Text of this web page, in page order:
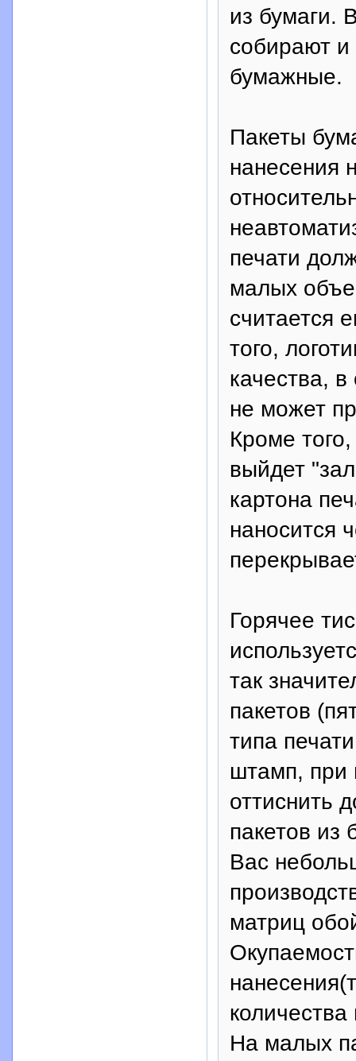
из бумаги.
собирают и
бумажные.
Пакеты
нанесения
печати
малых
считается
того,
качества,
не может
Кроме
выйдет
картона
наносится
Горячее
так
пакетов
типа
штамп, при
оттиснить
пакетов из
Вас
матриц
На малых